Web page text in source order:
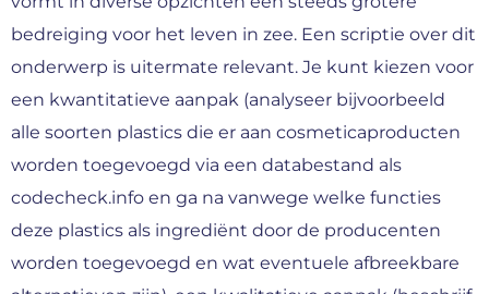
bedreiging voor het leven in zee. Een scriptie over dit
onderwerp is uitermate relevant. Je kunt kiezen voor
een kwantitatieve aanpak (analyseer bijvoorbeeld
alle soorten plastics die er aan cosmeticaproducten
worden toegevoegd via een databestand als
codecheck.info en ga na vanwege welke functies
deze plastics als ingrediënt door de producenten
worden toegevoegd en wat eventuele afbreekbare